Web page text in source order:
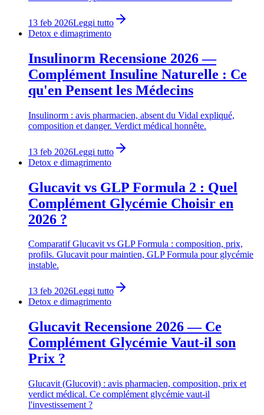
13 feb 2026Leggi tutto
Detox e dimagrimento
Insulinorm Recensione 2026 —
Complément Insuline Naturelle : Ce
qu'en Pensent les Médecins
Insulinorm : avis pharmacien, absent du Vidal expliqué,
composition et danger. Verdict médical honnête.
13 feb 2026Leggi tutto
Detox e dimagrimento
Glucavit vs GLP Formula 2 : Quel
Complément Glycémie Choisir en
2026 ?
Comparatif Glucavit vs GLP Formula : composition, prix,
profils. Glucavit pour maintien, GLP Formula pour glycémie
instable.
13 feb 2026Leggi tutto
Detox e dimagrimento
Glucavit Recensione 2026 — Ce
Complément Glycémie Vaut-il son
Prix ?
Glucavit (Glucovit) : avis pharmacien, composition, prix et
verdict médical. Ce complément glycémie vaut-il
l'investissement ?